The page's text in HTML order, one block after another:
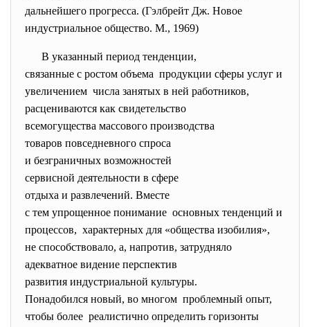
дальнейшего прогресса. (Гэлбрейт Дж. Новое
индустриальное общество. М., 1969)
В указанный период тенденции,
связанные с ростом объема продукции сферы услуг и
увеличением числа занятых в ней работников,
расцениваются как свидетельство
всемогущества массового производства
товаров повседневного спроса
и безграничных возможностей
сервисной деятельности в сфере
отдыха и развлечений. Вместе
с тем упрощенное понимание основных тенденций и
процессов, характерных для «общества изобилия»,
не способствовало, а, напротив, затрудняло
адекватное видение перспектив
развития индустриальной культуры.
Понадобился новый, во многом проблемный опыт,
чтобы более реалистично определить горизонты